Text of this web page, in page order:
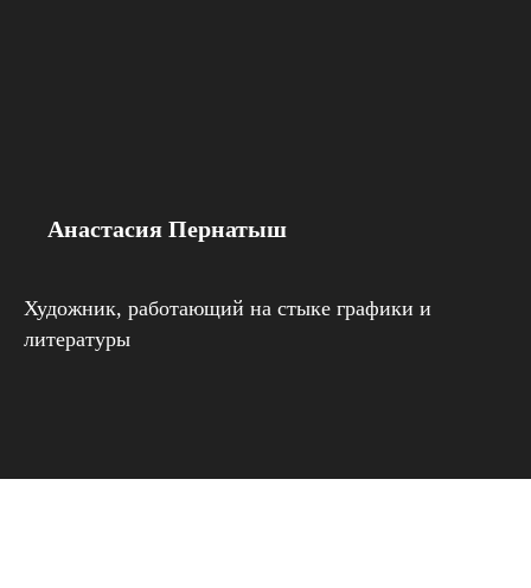
Анастасия Пернатыш
Художник, работающий на стыке графики и
литературы